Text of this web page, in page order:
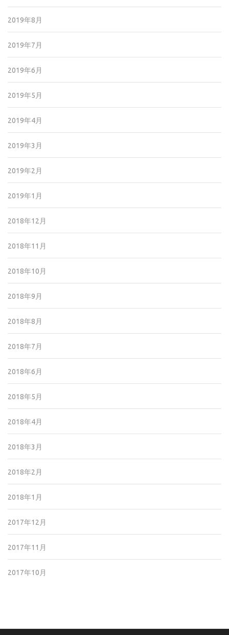
2019年8月
2019年7月
2019年6月
2019年5月
2019年4月
2019年3月
2019年2月
2019年1月
2018年12月
2018年11月
2018年10月
2018年9月
2018年8月
2018年7月
2018年6月
2018年5月
2018年4月
2018年3月
2018年2月
2018年1月
2017年12月
2017年11月
2017年10月